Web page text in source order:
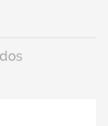
Ela pode
o
ela
discussão, e